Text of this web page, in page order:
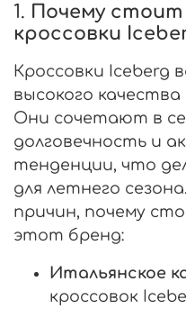
1. Почему
кроссовки
Кроссовки Iceberg
высокого
Они сочетают в
долговечность и
тенденции, что
для летнего
причин, почему
этот бренд:
Итальянское
кроссовок